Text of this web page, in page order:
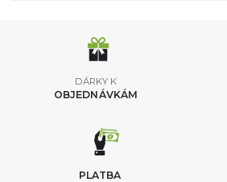
DÁRKY K
OBJEDNÁVKÁM
PLATBA